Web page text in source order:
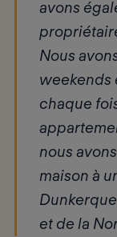
avons
Nous
weekends
chaque
nous
maison à
et de la